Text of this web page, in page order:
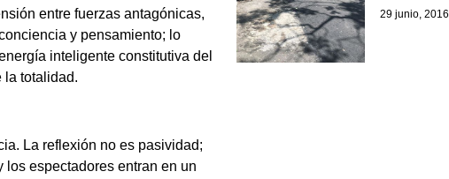
entre fuerzas antagónicas,
y pensamiento; lo
inteligente constitutiva del
la totalidad.
La reflexión no es pasividad;
los espectadores entran en un
29 junio, 2016